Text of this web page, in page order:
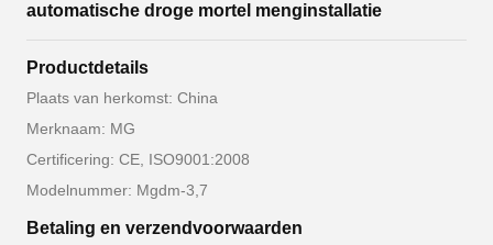
automatische droge mortel menginstallatie
Productdetails
Plaats van herkomst: China
Merknaam: MG
Certificering: CE, ISO9001:2008
Modelnummer: Mgdm-3,7
Betaling en verzendvoorwaarden